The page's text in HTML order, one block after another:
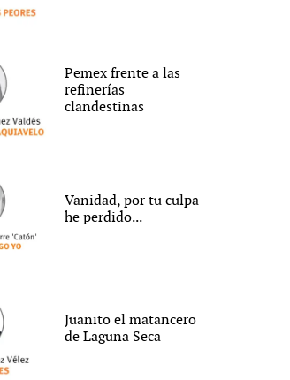
Pemex frente a las
refinerías
clandestinas
Vanidad, por tu culpa
he perdido...
Juanito el matancero
de Laguna Seca